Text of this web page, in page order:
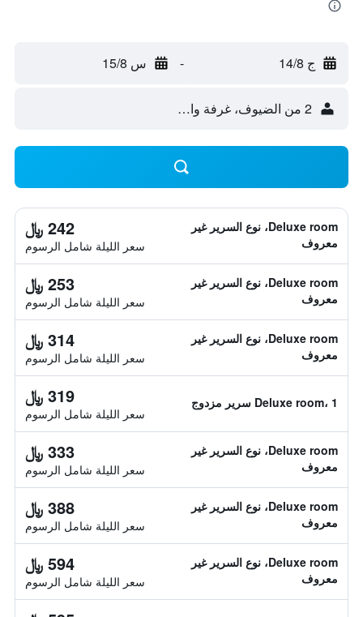
ج 14/8 - س 15/8
2 من الضيوف، غرفة واحدة
Deluxe room، نوع السرير غير
معروف
242 ﷼
سعر الليلة شامل الرسوم
Deluxe room، نوع السرير غير
معروف
253 ﷼
سعر الليلة شامل الرسوم
Deluxe room، نوع السرير غير
معروف
314 ﷼
سعر الليلة شامل الرسوم
Deluxe room، 1 سرير مزدوج 319 ﷼
سعر الليلة شامل الرسوم
Deluxe room، نوع السرير غير
معروف
333 ﷼
سعر الليلة شامل الرسوم
Deluxe room، نوع السرير غير
معروف
388 ﷼
سعر الليلة شامل الرسوم
Deluxe room، نوع السرير غير
معروف
594 ﷼
سعر الليلة شامل الرسوم